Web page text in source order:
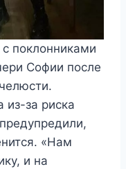
поклонниками
Софии после
за риска
«Нам
и на